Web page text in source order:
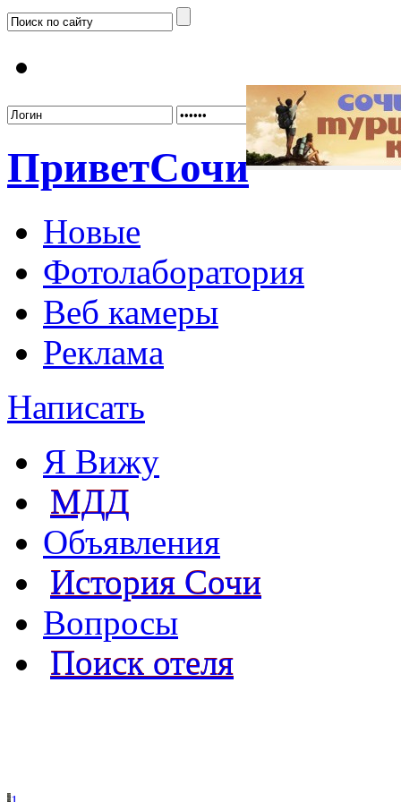
ПриветСочи
Новые
Фотолаборатория
Веб камеры
Реклама
Написать
Я Вижу
МДД
Объявления
История Сочи
Вопросы
Поиск отеля